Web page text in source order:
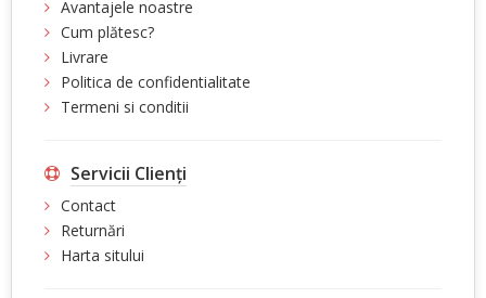
Avantajele noastre
Cum plătesc?
Livrare
Politica de confidentialitate
Termeni si conditii
Servicii Clienţi
Contact
Returnări
Harta sitului